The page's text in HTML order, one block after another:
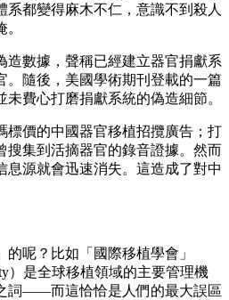
系都變得麻木不仁，意識不到殺人
造數據，聲稱已經建立器官捐獻系
。隨後，美國學術期刊登載的一篇
費心打磨捐獻系統的偽造細節。
標價的中國器官移植招攬廣告；打
搜集到活摘器官的錄音證據。然而
息源就會迅速消失。這造成了對中
呢？比如「國際移植學會」
）是全球移植領域的主要管理機
詞——而這恰恰是人們的最大誤區